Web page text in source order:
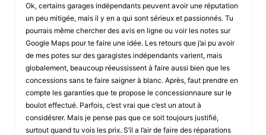
Ok, certains garages indépendants peuvent avoir une réputation
un peu mitigée, mais il y en a qui sont sérieux et passionnés. Tu
pourrais même chercher des avis en ligne ou voir les notes sur
Google Maps pour te faire une idée. Les retours que j’ai pu avoir
de mes potes sur des garagistes indépendants varient, mais
globalement, beaucoup réeussissent à faire aussi bien que les
concessions sans te faire saigner à blanc. Après, faut prendre en
compte les garanties que te propose le concessionnaure sur le
boulot effectué. Parfois, c’est vrai que c’est un atout à
considésrer. Mais je pense pas que ce soit toujours justifié,
surtout quand tu vois les prix. S’il a l’air de faire des réparations